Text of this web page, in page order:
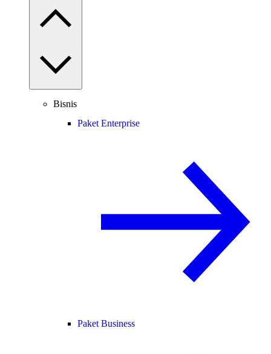
Bisnis
Paket Enterprise
Paket Business